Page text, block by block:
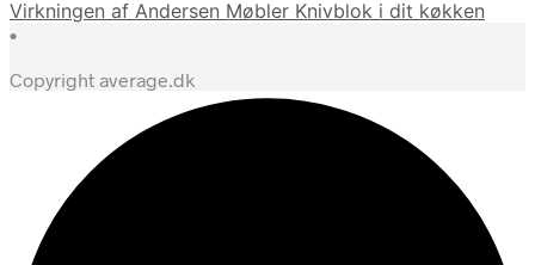
Virkningen af Andersen Møbler Knivblok i dit køkken
•
Copyright average.dk